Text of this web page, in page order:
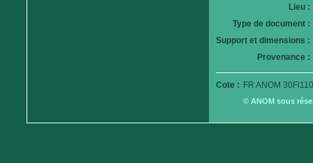
Lieu :
Type de document :
Support et dimensions :
Provenance :
Cote : FR ANOM
© ANOM sous